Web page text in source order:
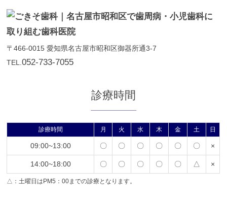
〒466-0015愛知県名古屋市昭和区御器所通3-7
TEL.052-733-7055
診療時間
診療時間 月 火 水 木 金 土 日
09:00~13:00 〇 〇 〇 〇 〇 〇 ×
14:00~18:00 〇 〇 〇 〇 〇 △ ×
△：土曜日はPM5：00までの診療となります。